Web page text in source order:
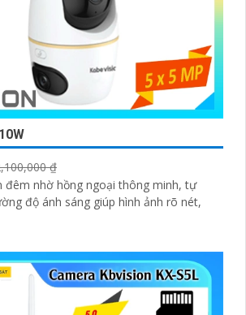
₫
đêm nhờ hồng ngoại thông minh, tự
độ ánh sáng giúp hình ảnh rõ nét,